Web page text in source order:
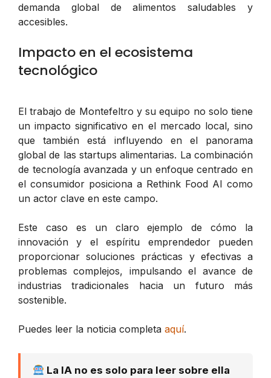
demanda global de alimentos saludables y
accesibles.
Impacto en el ecosistema
tecnológico
El trabajo de Montefeltro y su equipo no solo tiene
un impacto significativo en el mercado local, sino
que también está influyendo en el panorama
global de las startups alimentarias. La combinación
de tecnología avanzada y un enfoque centrado en
el consumidor posiciona a Rethink Food AI como
un actor clave en este campo.
Este caso es un claro ejemplo de cómo la
innovación y el espíritu emprendedor pueden
proporcionar soluciones prácticas y efectivas a
problemas complejos, impulsando el avance de
industrias tradicionales hacia un futuro más
sostenible.
Puedes leer la noticia completa aquí.
La IA no es solo para leer sobre ella